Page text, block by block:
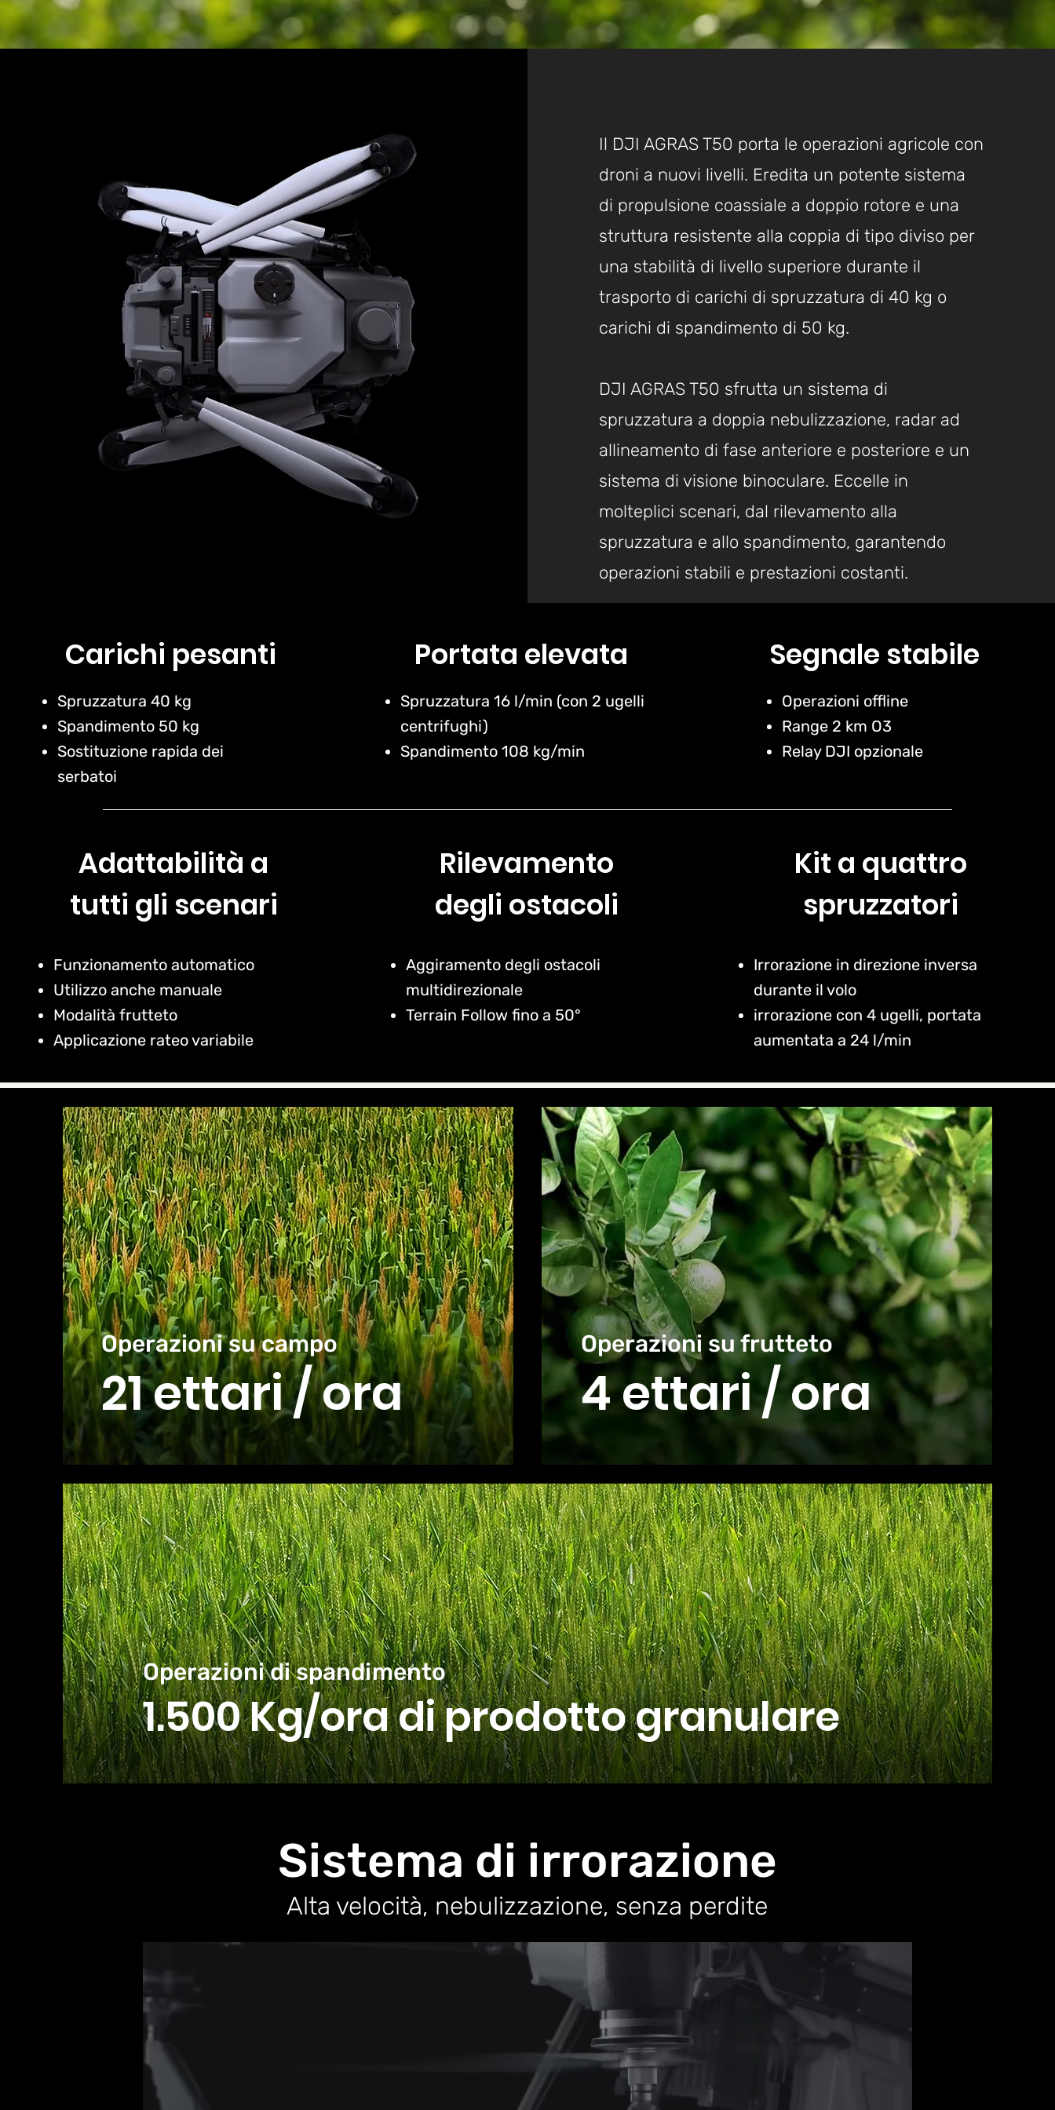
Il DJI AGRAS T50 porta le operazioni agricole con
droni a nuovi livelli. Eredita un potente sistema
di propulsione coassiale a doppio rotore e una
struttura resistente alla coppia di tipo diviso per
una stabilità di livello superiore durante il
trasporto di carichi di spruzzatura di 40 kg o
carichi di spandimento di 50 kg.
DJI AGRAS T50 sfrutta un sistema di
spruzzatura a doppia nebulizzazione, radar ad
allineamento di fase anteriore e posteriore e un
sistema di visione binoculare. Eccelle in
molteplici scenari, dal rilevamento alla
spruzzatura e allo spandimento, garantendo
operazioni stabili e prestazioni costanti.
Carichi pesanti
Spruzzatura 40 kg
Spandimento 50 kg
Sostituzione rapida dei
serbatoi
Adattabilità a
tutti gli scenari
Funzionamento automatico
Utilizzo anche manuale
Modalità frutteto
Applicazione rateo variabile
Portata elevata
Spruzzatura 16 l/min (con 2 ugelli
centrifughi)
Spandimento 108 kg/min
Rilevamento
degli ostacoli
Aggiramento degli ostacoli
multidirezionale
Terrain Follow fino a 50°
Segnale stabile
Operazioni offline
Range 2 km O3
Relay DJI opzionale
Kit a quattro
spruzzatori
Irrorazione in direzione inversa
durante il volo
irrorazione con 4 ugelli, portata
aumentata a 24 l/min
Operazioni su campo
21 ettari / ora
Operazioni su frutteto
4 ettari / ora
Operazioni di spandimento
1.500 Kg/ora di prodotto granulare
Sistema di irrorazione
Alta velocità, nebulizzazione, senza perdite